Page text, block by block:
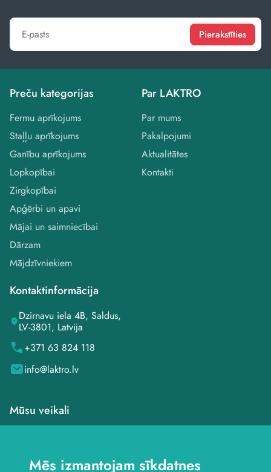
Mēs izmantojam sīkdatnes
Pierakstīties
Preču kategorijas
Fermu aprīkojums
Staļļu aprīkojums
Ganību aprīkojums
Lopkopībai
Zirgkopībai
Apģērbi un apavi
Mājai un saimniecībai
Dārzam
Mājdzīvniekiem
Par LAKTRO
Par mums
Pakalpojumi
Aktualitātes
Kontakti
Kontaktinformācija
Dzirnavu iela 4B, Saldus,
LV-3801, Latvija
+371 63 824 118
info@laktro.lv
Mūsu veikali
Veikals Saldū, Kuldīgas